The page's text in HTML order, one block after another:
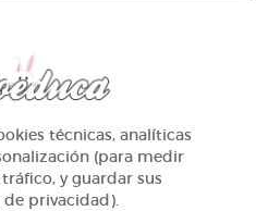
técnicas, analíticas
(para medir
y guardar sus
de privacidad).